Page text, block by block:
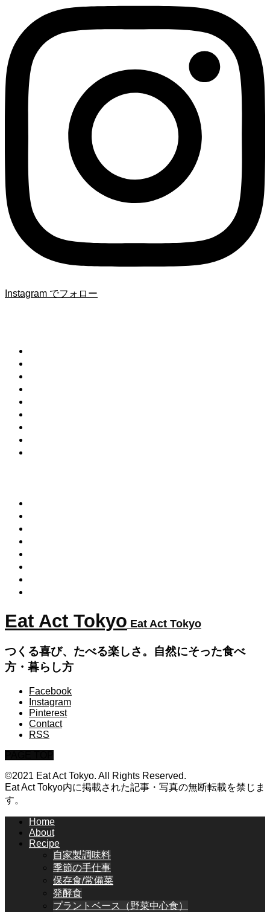
Instagram でフォロー
Eat Act Tokyo Eat Act Tokyo
つくる喜び、たべる楽しさ。自然にそった食べ
方・暮らし方
Facebook
Instagram
Pinterest
Contact
RSS
©2021 Eat Act Tokyo. All Rights Reserved.
Eat Act Tokyo内に掲載された記事・写真の無断転載を禁じま
す。
Home
About
Recipe
自家製調味料
季節の手仕事
保存食/常備菜
発酵食
プラントベース（野菜中心食）